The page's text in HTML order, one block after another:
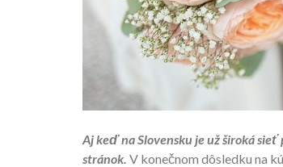
Aj keď na Slovensku je už široká
stránok. V konečnom dôsledku na